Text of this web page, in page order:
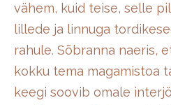
vähem, kuid teise, selle
lillede ja linnuga
rahule. Sõbranna naeris,
kokku tema magamistoa
keegi soovib omale